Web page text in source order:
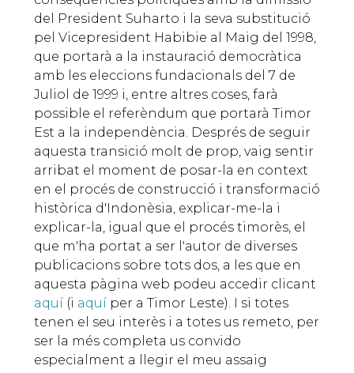
del President Suharto i la seva substitució
pel Vicepresident Habibie al Maig del 1998,
que portarà a la instauració democràtica
amb les eleccions fundacionals del 7 de
Juliol de 1999 i, entre altres coses, farà
possible el referèndum que portarà Timor
Est a la independència. Després de seguir
aquesta transició molt de prop, vaig sentir
arribat el moment de posar-la en context
en el procés de construcció i transformació
històrica d'Indonèsia, explicar-me-la i
explicar-la, igual que el procés timorès, el
que m'ha portat a ser l'autor de diverses
publicacions sobre tots dos, a les que en
aquesta pàgina web podeu accedir clicant
aquí(i aquíper a Timor Leste). I si totes
tenen el seu interès i a totes us remeto, per
ser la més completa us convido
especialment a llegir el meu assaig